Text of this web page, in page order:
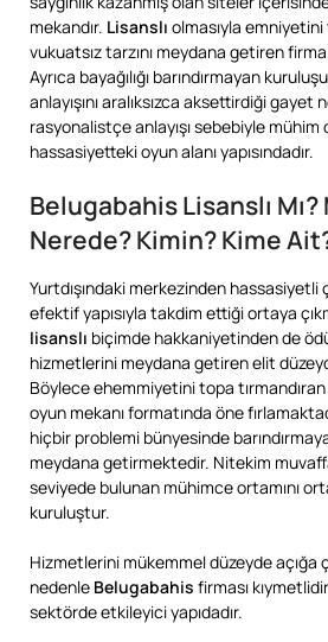
mekandır. Lisanslı olmasıyla
vukuatsız tarzını meydana getiren
Ayrıca bayağılığı barındırmayan
anlayışını aralıksızca aksettirdiği gayet
rasyonalistçe anlayışı sebebiyle
hassasiyetteki oyun alanı yapısındadır.
Belugabahis Lisanslı
Nerede? Kimin? Kime
Yurtdışındaki merkezinden
efektif yapısıyla takdim ettiği ortaya
lisanslı biçimde hakkaniyetinden de
hizmetlerini meydana getiren elit
Böylece ehemmiyetini topa
oyun mekanı formatında öne
hiçbir problemi bünyesinde
meydana getirmektedir. Nitekim
seviyede bulunan mühimce ortamını
kuruluştur.
Hizmetlerini mükemmel düzeyde açığa
nedenle Belugabahis firması
sektörde etkileyici yapıdadır.